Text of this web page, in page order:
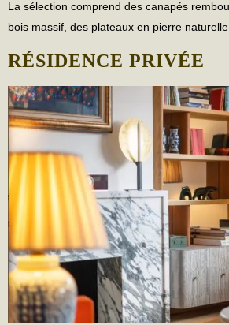
La sélection comprend des canapés
bois massif, des plateaux en pierre
RÉSIDENCE PRIVÉE